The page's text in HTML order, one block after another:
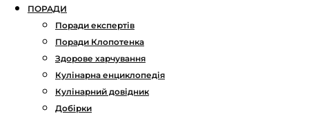
ПОРАДИ
Поради експертів
Поради Клопотенка
Здорове харчування
Кулінарна енциклопедія
Кулінарний довідник
Добірки